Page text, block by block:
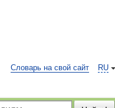
RU
Словарь на свой сайт